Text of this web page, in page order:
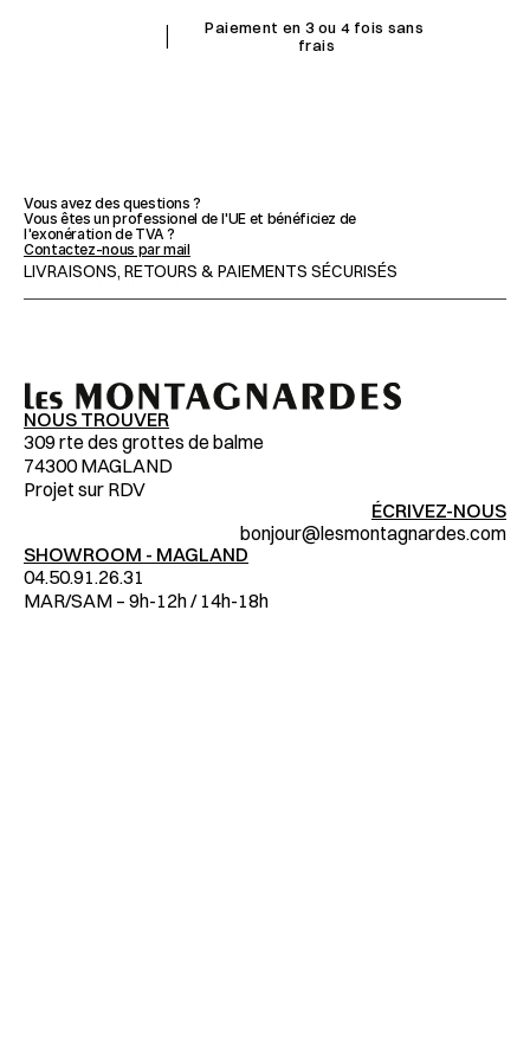
I
Paiement en 3 ou 4 fois sans
frais
CARACTÉRISTIQUES
CONSEILS & ENTRETIEN
MENTIONS IMPORTANTES
Vous avez des questions ?
Vous êtes un professionel de l'UE et bénéficiez de
l'exonération de TVA ?
Contactez-nous par mail
LIVRAISONS, RETOURS & PAIEMENTS SÉCURISÉS
NOUS TROUVER
309 rte des grottes de balme
74300 MAGLAND
Projet sur RDV
ÉCRIVEZ-NOUS
bonjour@lesmontagnardes.com
SHOWROOM - MAGLAND
04.50.91.26.31
MAR/SAM – 9h-12h / 14h-18h